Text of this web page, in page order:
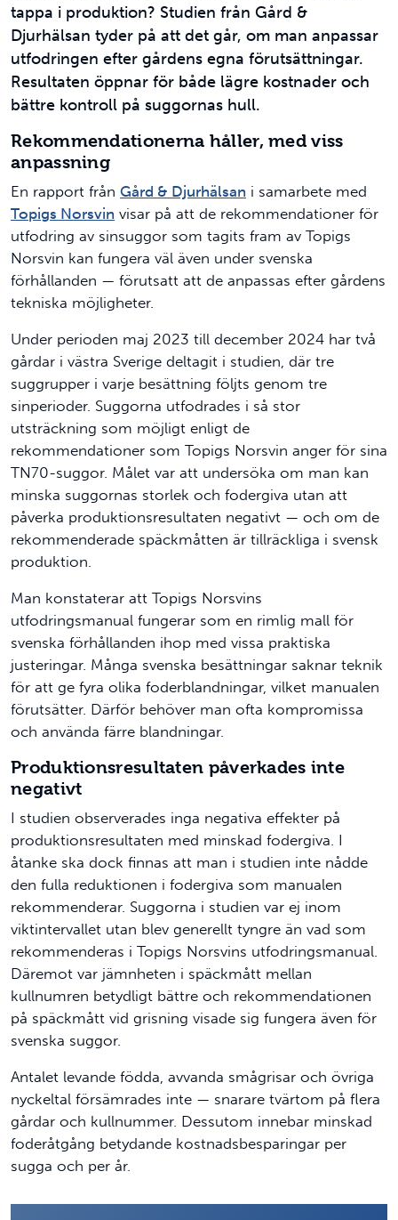
tappa i produktion? Studien från Gård &
Djurhälsan tyder på att det går, om man anpassar
utfodringen efter gårdens egna förutsättningar.
Resultaten öppnar för både lägre kostnader och
bättre kontroll på suggornas hull.
Rekommendationerna håller, med viss
anpassning
En rapport från Gård & Djurhälsan i samarbete med
Topigs Norsvin visar på att de rekommendationer för
utfodring av sinsuggor som tagits fram av Topigs
Norsvin kan fungera väl även under svenska
förhållanden — förutsatt att de anpassas efter gårdens
tekniska möjligheter.
Under perioden maj 2023 till december 2024 har två
gårdar i västra Sverige deltagit i studien, där tre
suggrupper i varje besättning följts genom tre
sinperioder. Suggorna utfodrades i så stor
utsträckning som möjligt enligt de
rekommendationer som Topigs Norsvin anger för sina
TN70-suggor. Målet var att undersöka om man kan
minska suggornas storlek och fodergiva utan att
påverka produktionsresultaten negativt — och om de
rekommenderade späckmåtten är tillräckliga i svensk
produktion.
Man konstaterar att Topigs Norsvins
utfodringsmanual fungerar som en rimlig mall för
svenska förhållanden ihop med vissa praktiska
justeringar. Många svenska besättningar saknar teknik
för att ge fyra olika foderblandningar, vilket manualen
förutsätter. Därför behöver man ofta kompromissa
och använda färre blandningar.
Produktionsresultaten påverkades inte
negativt
I studien observerades inga negativa effekter på
produktionsresultaten med minskad fodergiva. I
åtanke ska dock finnas att man i studien inte nådde
den fulla reduktionen i fodergiva som manualen
rekommenderar. Suggorna i studien var ej inom
viktintervallet utan blev generellt tyngre än vad som
rekommenderas i Topigs Norsvins utfodringsmanual.
Däremot var jämnheten i späckmått mellan
kullnumren betydligt bättre och rekommendationen
på späckmått vid grisning visade sig fungera även för
svenska suggor.
Antalet levande födda, avvanda smågrisar och övriga
nyckeltal försämrades inte — snarare tvärtom på flera
gårdar och kullnummer. Dessutom innebar minskad
foderåtgång betydande kostnadsbesparingar per
sugga och per år.